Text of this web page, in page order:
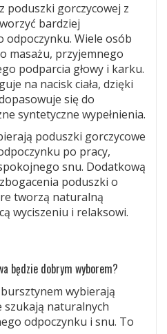
poduszki gorczycowej z
bardziej
Wiele osób
masażu, przyjemnego
podparcia głowy i karku.
na nacisk ciała, dzięki
się do
syntetyczne wypełnienia.
poduszki gorczycowe
po pracy,
snu. Dodatkową
poduszki o
tworzą naturalną
wyciszeniu i relaksowi.
będzie dobrym wyborem?
wybierają
szukają naturalnych
odpoczynku i snu. To